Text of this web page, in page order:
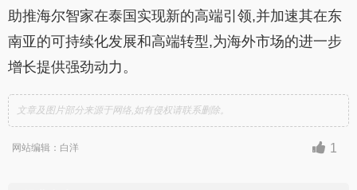
助推海尔智家在泰国实现新的高端引领,并加速其在东
南亚的可持续化发展和高端转型,为海外市场的进一步
增长提供强劲动力。
文章及图片部分来源于网络,如有侵权请联系删除。
网站编辑：白洋 1